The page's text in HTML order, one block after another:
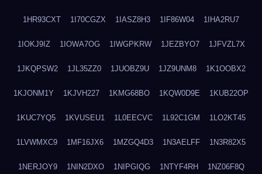
1HR93CXT 1I70CGZX 1IASZ8H3 1IF86W04 1IHA2RU7
1IOKJ9IZ 1IOWA7OG 1IWGPKRW 1JEZBYO7 1JFVZL7X
1JKQPSW2 1JL35ZZ0 1JUOBZ9U 1JZ9UNM8 1K1OOBX2
1KJONM1Y 1KJVH227 1KMG68BO 1KQW0D9E 1KUB22OP
1KUC7YQ5 1KVUSEU1 1L0EECVC 1L92C1GM 1LO2KT45
1LVWMXC9 1MF16JX6 1MZGQ4D3 1N3AELFF 1N3R82X5
1NERJOY9 1NIN2DXO 1NIPGIQG 1NTYF4RH 1NZ06F8Q